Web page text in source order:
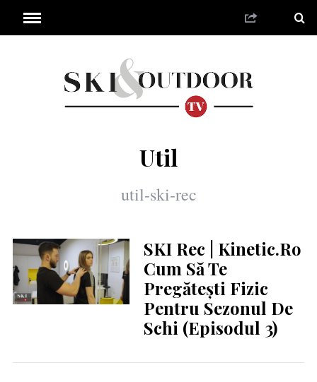
Util
util-ski-rec
SKI Rec | Kinetic.ro
Cum Să Te
Pregătești Fizic
Pentru Sezonul De
Schi (Episodul 3)